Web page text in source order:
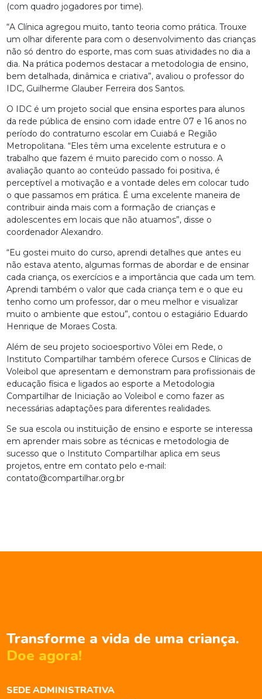
(com quadro jogadores por time).
“A Clínica agregou muito, tanto teoria como prática. Trouxe
um olhar diferente para com o desenvolvimento das crianças
não só dentro do esporte, mas com suas atividades no dia a
dia. Na prática podemos destacar a metodologia de ensino,
bem detalhada, dinâmica e criativa”, avaliou o professor do
IDC, Guilherme Glauber Ferreira dos Santos.
O IDC é um projeto social que ensina esportes para alunos
da rede pública de ensino com idade entre 07 e 16 anos no
período do contraturno escolar em Cuiabá e Região
Metropolitana. “Eles têm uma excelente estrutura e o
trabalho que fazem é muito parecido com o nosso. A
avaliação quanto ao conteúdo passado foi positiva, é
perceptível a motivação e a vontade deles em colocar tudo
o que passamos em prática. É uma excelente maneira de
contribuir ainda mais com a formação de crianças e
adolescentes em locais que não atuamos”, disse o
coordenador Alexandro.
“Eu gostei muito do curso, aprendi detalhes que antes eu
não estava atento, algumas formas de abordar e de ensinar
cada criança, os exercícios e a importância que cada um tem.
Aprendi também o valor que cada criança tem e o que eu
tenho como um professor, dar o meu melhor e visualizar
muito o ambiente que estou”, contou o estagiário Eduardo
Henrique de Moraes Costa.
Além de seu projeto socioesportivo Vôlei em Rede, o
Instituto Compartilhar também oferece Cursos e Clínicas de
Voleibol que apresentam e demonstram para profissionais de
educação física e ligados ao esporte a Metodologia
Compartilhar de Iniciação ao Voleibol e como fazer as
necessárias adaptações para diferentes realidades.
Se sua escola ou instituição de ensino e esporte se interessa
em aprender mais sobre as técnicas e metodologia de
sucesso que o Instituto Compartilhar aplica em seus
projetos, entre em contato pelo e-mail:
contato@compartilhar.org.br
Transforme a vida de uma criança.
Doe agora!
SEDE ADMINISTRATIVA